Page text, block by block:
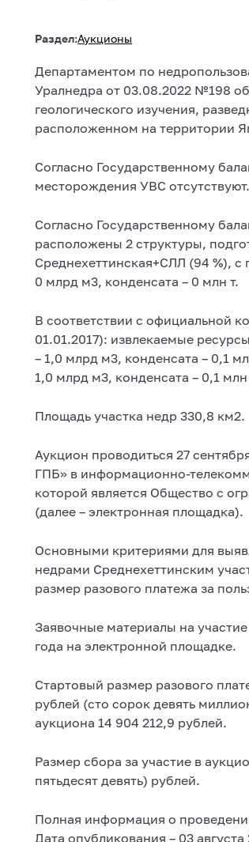
Раздел:Аукционы
Департаментом по
Уралнедра от 03.08.2022 №198
геологического изучения,
расположенном на территории
Согласно Государственному
месторождения УВС отсутствуют.
Согласно Государственному
расположены 2 структуры,
Среднехеттинская+СЛЛ (94 %), с
0 млрд м3, конденсата – 0 млн т.
В соответствии с официальной
01.01.2017): извлекаемые
– 1,0 млрд м3, конденсата – 0,1
1,0 млрд м3, конденсата – 0,1 млн
Площадь участка недр 330,8 км2.
Аукцион проводиться 27
ГПБ» в информационно-
которой является Общество с
(далее – электронная площадка).
Основными критериями для
недрами Среднехеттинским
размер разового платежа за
Заявочные материалы на
года на электронной площадке.
Стартовый размер разового
рублей (сто сорок девять
аукциона 14 904 212,9 рублей.
Размер сбора за участие в
пятьдесят девять) рублей.
Полная информация о
Дата опубликования – 03